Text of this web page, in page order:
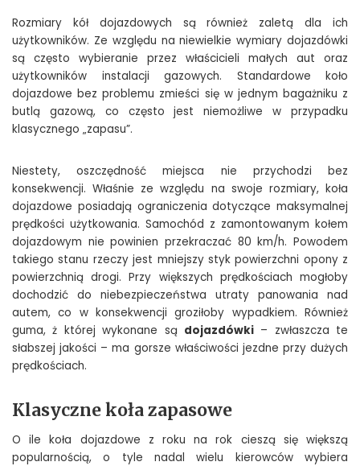
Rozmiary kół dojazdowych są również zaletą dla ich
użytkowników. Ze względu na niewielkie wymiary dojazdówki
są często wybieranie przez właścicieli małych aut oraz
użytkowników instalacji gazowych. Standardowe koło
dojazdowe bez problemu zmieści się w jednym bagażniku z
butlą gazową, co często jest niemożliwe w przypadku
klasycznego „zapasu”.
Niestety, oszczędność miejsca nie przychodzi bez
konsekwencji. Właśnie ze względu na swoje rozmiary, koła
dojazdowe posiadają ograniczenia dotyczące maksymalnej
prędkości użytkowania. Samochód z zamontowanym kołem
dojazdowym nie powinien przekraczać 80 km/h. Powodem
takiego stanu rzeczy jest mniejszy styk powierzchni opony z
powierzchnią drogi. Przy większych prędkościach mogłoby
dochodzić do niebezpieczeństwa utraty panowania nad
autem, co w konsekwencji groziłoby wypadkiem. Również
guma, ż której wykonane są dojazdówki– zwłaszcza te
słabszej jakości – ma gorsze właściwości jezdne przy dużych
prędkościach.
Klasyczne koła zapasowe
O ile koła dojazdowe z roku na rok cieszą się większą
popularnością, o tyle nadal wielu kierowców wybiera